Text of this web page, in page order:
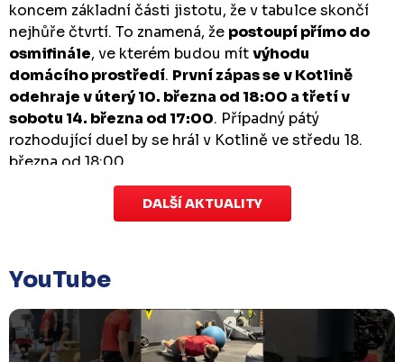
koncem základní části jistotu, že v tabulce skončí
nejhůře čtvrtí. To znamená, že postoupí přímo do
osmifinále, ve kterém budou mítvýhodu
domácího prostředí. První zápas se v Kotlině
odehraje v úterý 10. března od 18:00 a třetí v
sobotu 14. března od 17:00. Případný pátý
rozhodující duel by se hrál v Kotlině ve středu 18.
března od 18:00.
Zápas dorostu je odložen
které se mělo odehrát v pátek 30. ledna ve 14:15,
odloženo!Odehraje se v náhradním termínu, o
kterém se bude jednat.
DALŠÍ AKTUALITY
YouTube